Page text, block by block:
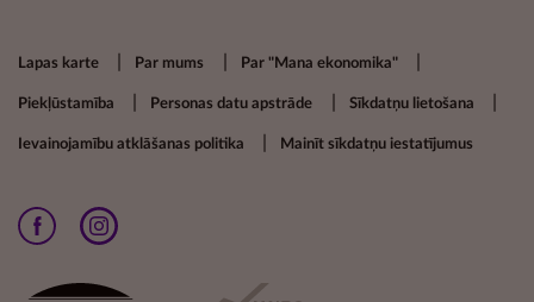
Footer secondary menu
Lapas karte Par mums Par "Mana ekonomika"
Piekļūstamība Personas datu apstrāde Sīkdatņu lietošana
Ievainojamību atklāšanas politika Mainīt sīkdatņu iestatījumus